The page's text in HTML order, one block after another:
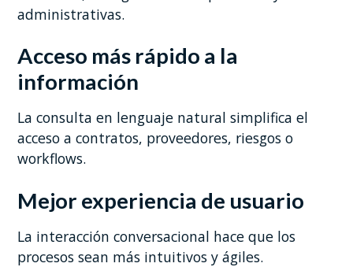
administrativas.
Acceso más rápido a la
información
La consulta en lenguaje natural simplifica el
acceso a contratos, proveedores, riesgos o
workflows.
Mejor experiencia de usuario
La interacción conversacional hace que los
procesos sean más intuitivos y ágiles.